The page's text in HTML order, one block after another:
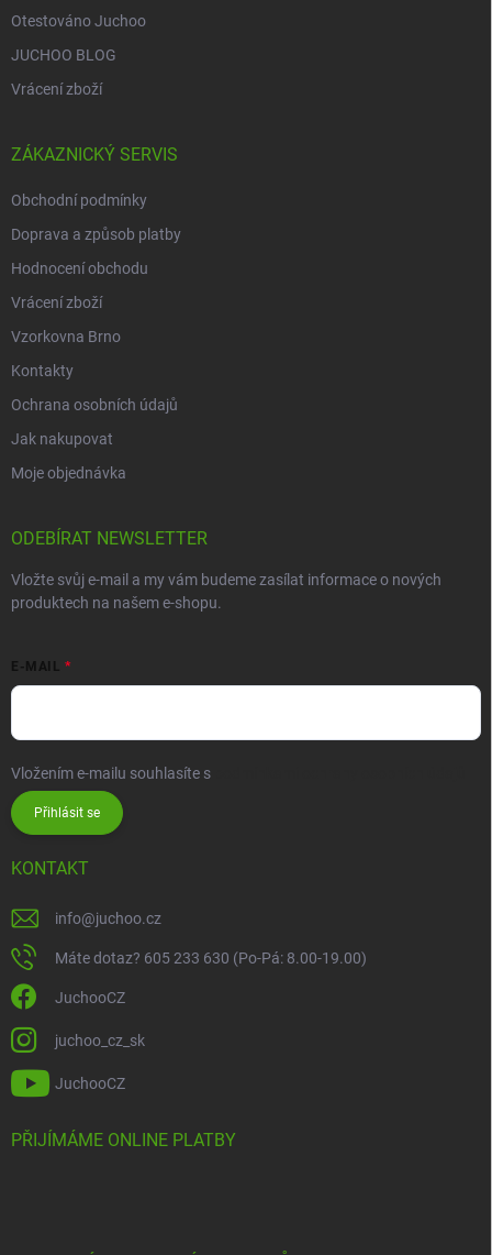
Otestováno Juchoo
JUCHOO BLOG
Vrácení zboží
ZÁKAZNICKÝ SERVIS
Obchodní podmínky
Doprava a způsob platby
Hodnocení obchodu
Vrácení zboží
Vzorkovna Brno
Kontakty
Ochrana osobních údajů
Jak nakupovat
Moje objednávka
ODEBÍRAT NEWSLETTER
Vložte svůj e-mail a my vám budeme zasílat informace o nových
produktech na našem e-shopu.
E-MAIL
Vložením e-mailu souhlasíte s
Přihlásit se
KONTAKT
info@juchoo.cz
Máte dotaz? 605 233 630 (Po-Pá: 8.00-19.00)
JuchooCZ
juchoo_cz_sk
JuchooCZ
PŘIJÍMÁME ONLINE PLATBY